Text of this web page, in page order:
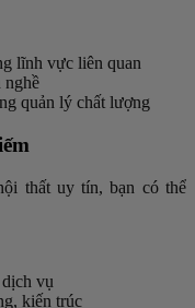
lĩnh vực liên quan
nghề
quản lý chất lượng
thất uy tín, bạn có thể
vụ
kiến trúc